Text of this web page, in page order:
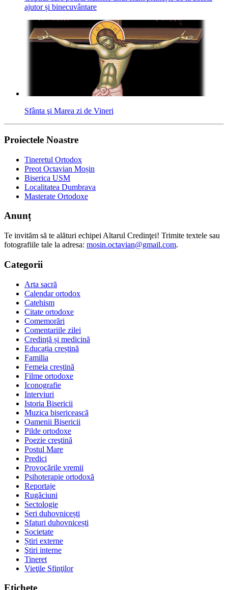
ajutor și binecuvântare
Sfânta şi Marea zi de Vineri
Proiectele Noastre
Tineretul Ortodox
Preot Octavian Moșin
Biserica USM
Localitatea Dumbrava
Masterate Ortodoxe
Anunț
Te invităm să te alături echipei Altarul Credinţei! Trimite textele sau
fotografiile tale la adresa: mosin.octavian@gmail.com.
Categorii
Arta sacră
Calendar ortodox
Catehism
Citate ortodoxe
Comemorări
Comentariile zilei
Credință și medicină
Educația creștină
Familia
Femeia creștină
Filme ortodoxe
Iconografie
Interviuri
Istoria Bisericii
Muzica bisericească
Oamenii Bisericii
Pilde ortodoxe
Poezie creştină
Postul Mare
Predici
Provocările vremii
Psihoterapie ortodoxă
Reportaje
Rugăciuni
Sectologie
Seri duhovnicești
Sfaturi duhovnicești
Societate
Știri externe
Ştiri interne
Tineret
Vieţile Sfinţilor